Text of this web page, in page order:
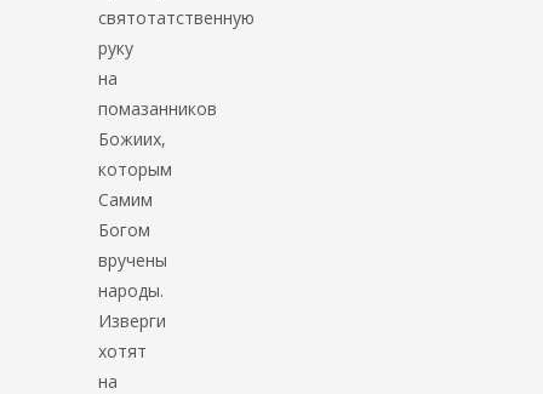
святотатственную
руку
на
помазанников
Божиих,
которым
Самим
Богом
вручены
народы.
Изверги
хотят
на